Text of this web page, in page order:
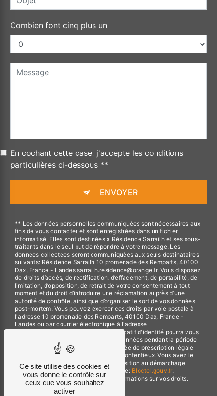
Combien font cinq plus un
En cochant cette case, j'accepte les conditions
particulières ci-dessous **
ENVOYER
** Les données personnelles communiquées sont nécessaires aux
fins de vous contacter et sont enregistrées dans un fichier
informatisé. Elles sont destinées à Résidence Sarrailh et ses sous-
traitants dans le seul but de répondre à votre message. Les
données collectées seront communiquées aux seuls destinataires
suivants: Résidence Sarrailh 10 promenade des Remparts, 40100
Dax, France - Landes sarrailh.residence@orange.fr. Vous disposez
de droits d’accès, de rectification, d’effacement, de portabilité, de
limitation, d’opposition, de retrait de votre consentement à tout
moment et du droit d’introduire une réclamation auprès d’une
autorité de contrôle, ainsi que d’organiser le sort de vos données
post-mortem. Vous pouvez exercer ces droits par voie postale à
l'adresse 10 promenade des Remparts, 40100 Dax, France -
Landes ou par courrier électronique à l'adresse
sarrailh.residence@orange.fr. Un justificatif d'identité pourra vous
être demandé. Nous conservons vos données pendant la période
de prise de contact puis pendant la durée de prescription légale
aux fins probatoires et de gestion des contentieux. Vous avez le
droit de vous inscrire sur la liste d'opposition au démarchage
téléphonique, disponible à cette adresse: Bloctel.gouv.fr.
Consultez le site cnil.fr pour plus d’informations sur vos droits.
Ce site utilise des cookies et
vous donne le contrôle sur
ceux que vous souhaitez
activer